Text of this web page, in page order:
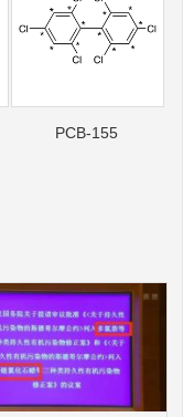
PCB-155